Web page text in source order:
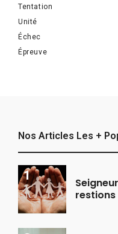
Tentation
Unité
Échec
Épreuve
Nos Articles Les +